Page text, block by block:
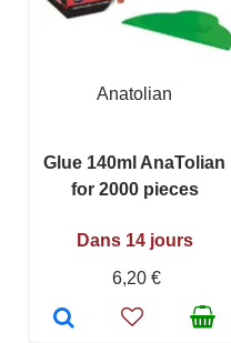
Anatolian
Glue 140ml AnaTolian
for 2000 pieces
Dans 14 jours
6,20 €